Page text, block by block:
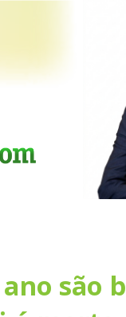
são